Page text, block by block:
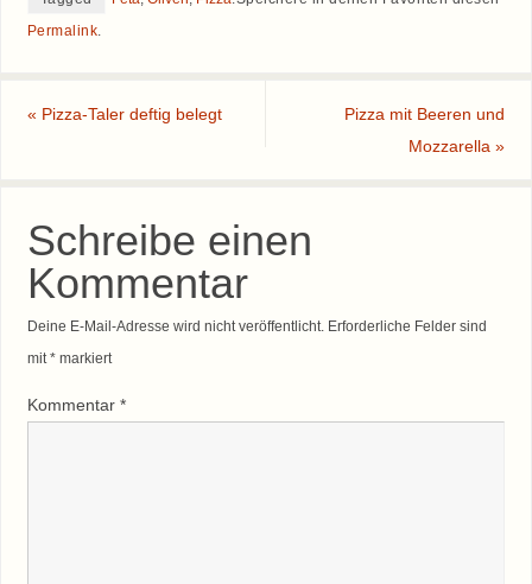
Permalink
« Pizza-Taler deftig belegt
Pizza mit Beeren und
Mozzarella»
Schreibe einen
Kommentar
Deine E-Mail-Adresse wird nicht veröffentlicht. Erforderliche Felder sind
mit *markiert
Kommentar *